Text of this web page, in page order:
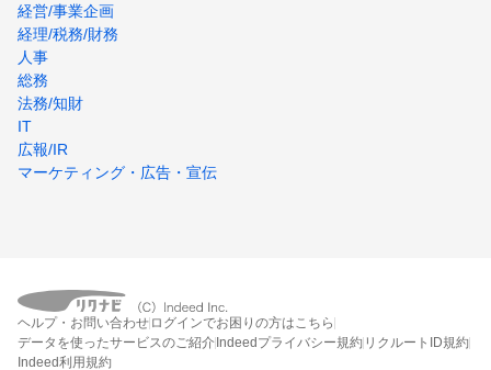
経営/事業企画
経理/税務/財務
人事
総務
法務/知財
IT
広報/IR
マーケティング・広告・宣伝
ヘルプ・お問い合わせ ログインでお困りの方はこちら
データを使ったサービスのご紹介Indeedプライバシー規約 リクルートID規約
Indeed利用規約